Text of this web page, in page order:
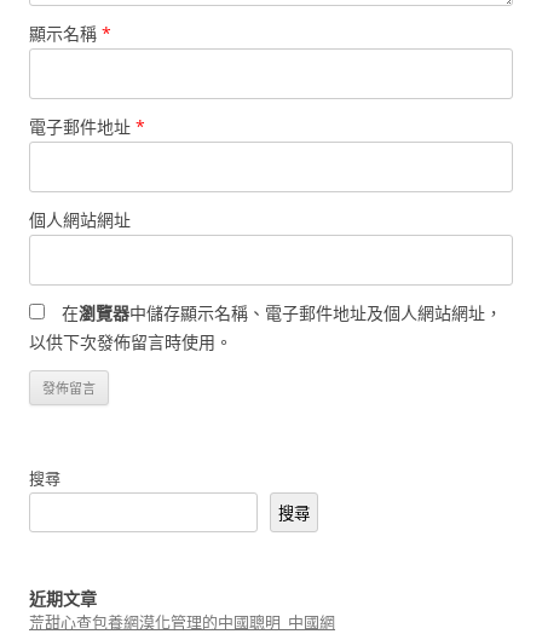
顯示名稱 *
電子郵件地址 *
個人網站網址
在瀏覽器中儲存顯示名稱、電子郵件地址及個人網站網址，
以供下次發佈留言時使用。
搜尋
搜尋
近期文章
荒甜心查包養網漠化管理的中國聰明_中國網